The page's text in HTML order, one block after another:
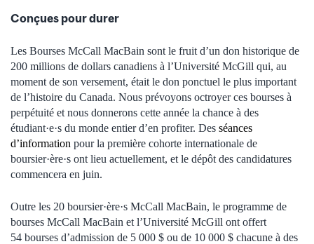
Conçues pour durer
Les Bourses McCall MacBain sont le fruit d’un don historique de
200 millions de dollars canadiens à l’Université McGill qui, au
moment de son versement, était le don ponctuel le plus important
de l’histoire du Canada. Nous prévoyons octroyer ces bourses à
perpétuité et nous donnerons cette année la chance à des
étudiant·e·s du monde entier d’en profiter. Des séances
d’information pour la première cohorte internationale de
boursier·ère·s ont lieu actuellement, et le dépôt des candidatures
commencera en juin.
Outre les 20 boursier·ère·s McCall MacBain, le programme de
bourses McCall MacBain et l’Université McGill ont offert
54 bourses d’admission de 5 000 $ ou de 10 000 $ chacune à des